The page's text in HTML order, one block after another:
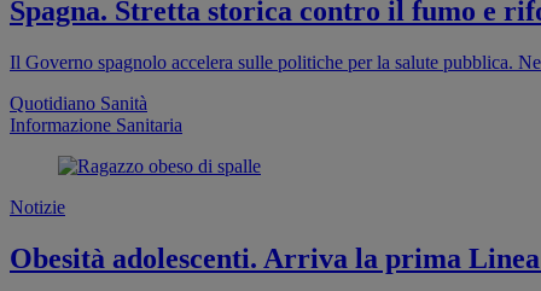
Spagna. Stretta storica contro il fumo e
Il Governo spagnolo accelera sulle politiche per la salute pubblica.
Quotidiano Sanità
Informazione Sanitaria
Notizie
Obesità adolescenti. Arriva la prima